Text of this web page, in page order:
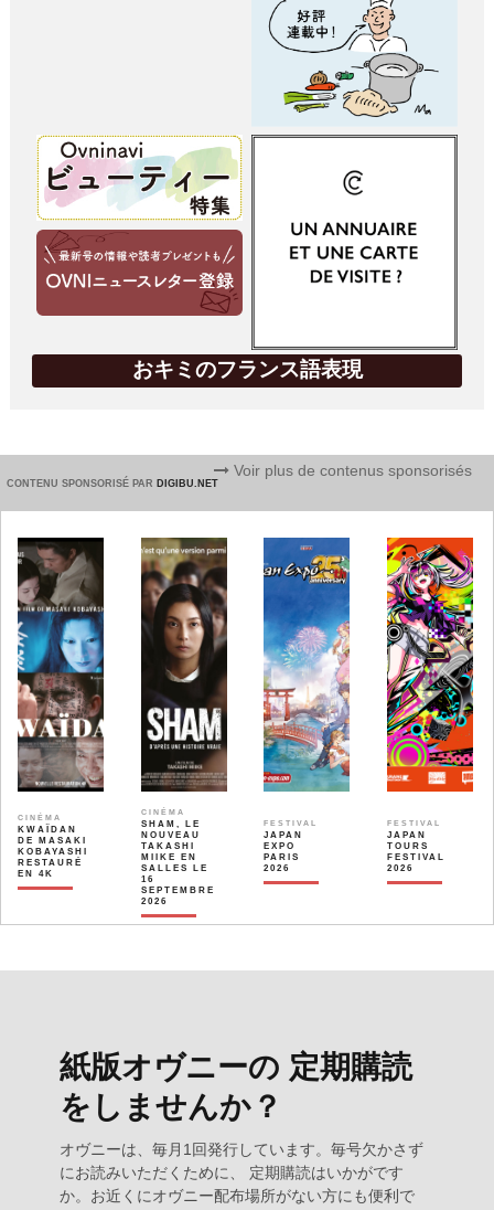
おキミのフランス語表現
CONTENU SPONSORISÉ PAR DIGIBU.NET
Voir plus de contenus sponsorisés
CINÉMA
KWAÏDAN
DE MASAKI
KOBAYASHI
RESTAURÉ
EN 4K
CINÉMA
SHAM, LE
NOUVEAU
TAKASHI
MIIKE EN
SALLES LE
16
SEPTEMBRE
2026
FESTIVAL
JAPAN
EXPO
PARIS
2026
FESTIVAL
JAPAN
TOURS
FESTIVAL
2026
紙版オヴニーの 定期購読
をしませんか？
オヴニーは、毎月1回発行しています。毎号欠かさず
にお読みいただくために、 定期購読はいかがです
か。お近くにオヴニー配布場所がない方にも便利で